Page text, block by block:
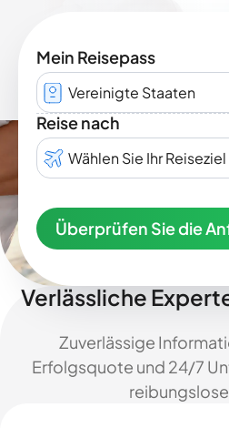
Mein Reisepass
Vereinigte Staaten
Reise nach
Wählen Sie Ihr Reiseziel
Überprüfen Sie die
Verlässliche
Zuverlässige
Erfolgsquote und 24/7